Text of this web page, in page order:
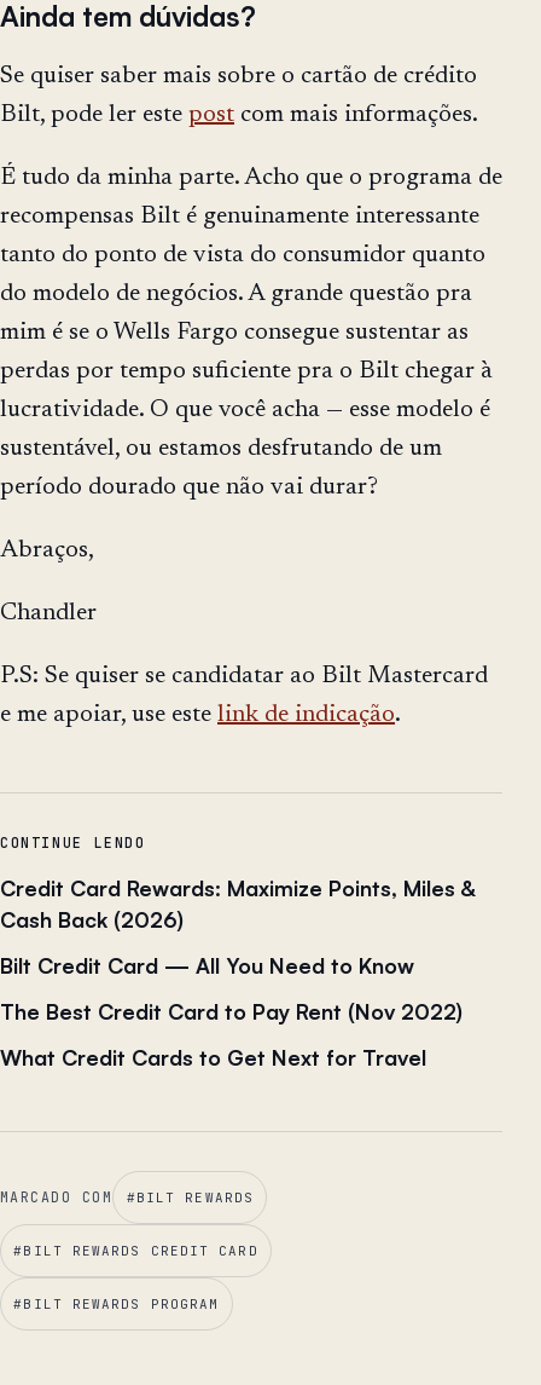
Ainda tem dúvidas?
Se quiser saber mais sobre o cartão de crédito
Bilt, pode ler este post com mais informações.
É tudo da minha parte. Acho que o programa de
recompensas Bilt é genuinamente interessante
tanto do ponto de vista do consumidor quanto
do modelo de negócios. A grande questão pra
mim é se o Wells Fargo consegue sustentar as
perdas por tempo suficiente pra o Bilt chegar à
lucratividade. O que você acha — esse modelo é
sustentável, ou estamos desfrutando de um
período dourado que não vai durar?
Abraços,
Chandler
P.S: Se quiser se candidatar ao Bilt Mastercard
e me apoiar, use este link de indicação.
CONTINUE LENDO
Credit Card Rewards: Maximize Points, Miles &
Cash Back (2026)
Bilt Credit Card — All You Need to Know
The Best Credit Card to Pay Rent (Nov 2022)
What Credit Cards to Get Next for Travel
MARCADO COM #BILT REWARDS
#BILT REWARDS CREDIT CARD
#BILT REWARDS PROGRAM